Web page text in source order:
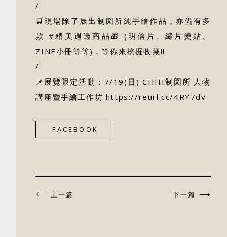
/
🛒現場除了展出制図所純手繪作品，亦備有多
款 #精美週邊商品🎁 (明信片、繡片燙貼、
ZINE小冊等等)，等你來挖掘收藏!!
/
📌展覽限定活動：7/19(日) CHIH制図所 人物
講座暨手繪工作坊 https://reurl.cc/4RY7dv
FACEBOOK
上一篇 下一篇